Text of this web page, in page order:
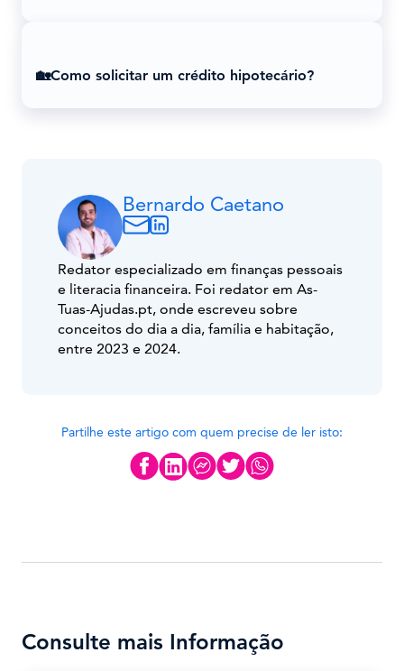
🏡Como solicitar um crédito hipotecário?
Bernardo Caetano
Redator especializado em finanças pessoais
e literacia financeira. Foi redator em As-
Tuas-Ajudas.pt, onde escreveu sobre
conceitos do dia a dia, família e habitação,
entre 2023 e 2024.
Partilhe este artigo com quem precise de ler isto:
Consulte mais Informação